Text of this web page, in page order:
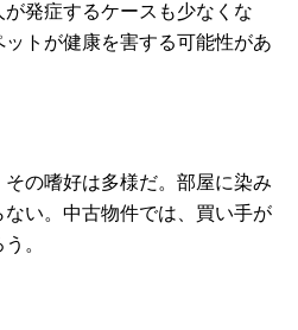
発症するケースも少なくな
トが健康を害する可能性があ
の嗜好は多様だ。部屋に染み
い。中古物件では、買い手が
。